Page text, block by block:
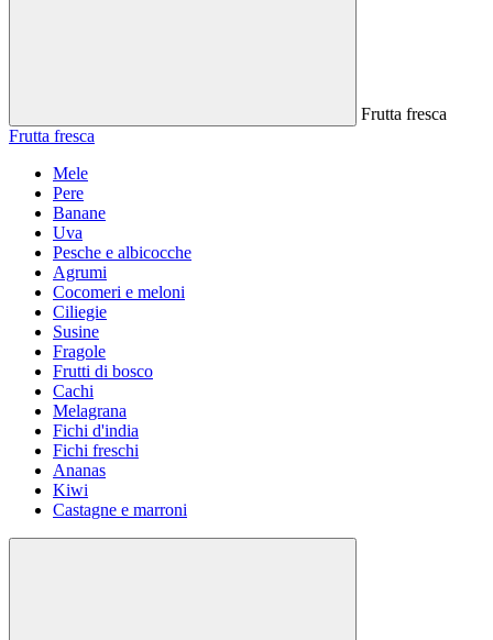
Frutta fresca
Frutta fresca
Mele
Pere
Banane
Uva
Pesche e albicocche
Agrumi
Cocomeri e meloni
Ciliegie
Susine
Fragole
Frutti di bosco
Cachi
Melagrana
Fichi d'india
Fichi freschi
Ananas
Kiwi
Castagne e marroni